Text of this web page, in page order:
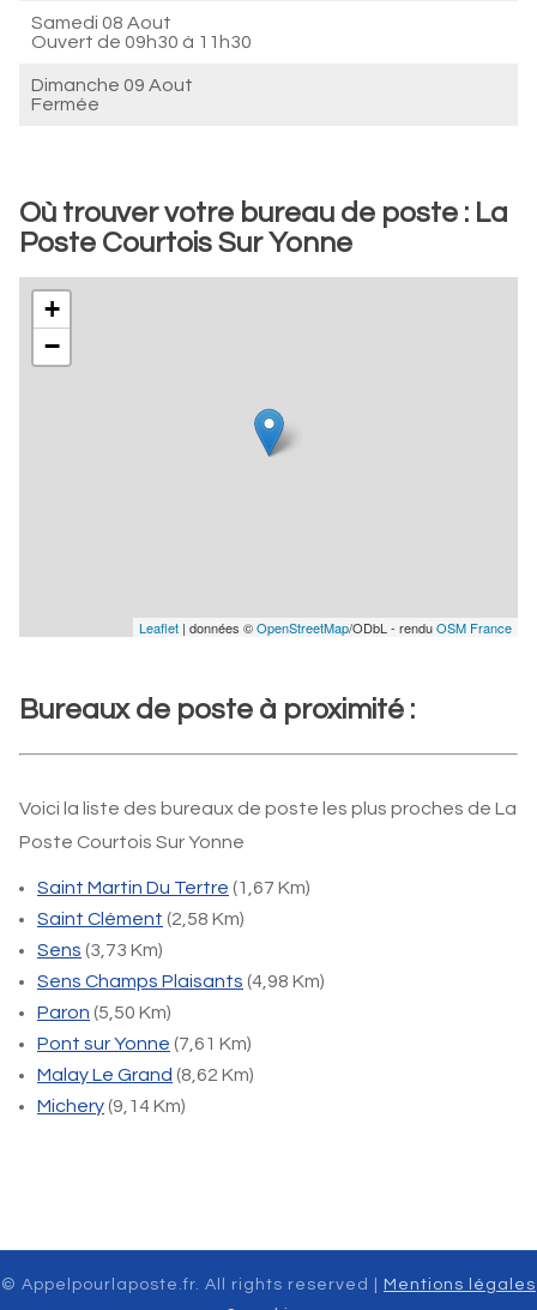
Samedi 08 Aout
Ouvert de 09h30 à 11h30
Dimanche 09 Aout
Fermée
Où trouver votre bureau de poste : La
Poste Courtois Sur Yonne
+
−
Leaflet | données ©OpenStreetMap/ODbL - renduOSM France
Bureaux de poste à proximité :
Voici la liste des bureaux de poste les plus proches de La
Poste Courtois Sur Yonne
Saint Martin Du Tertre (1,67 Km)
Saint Clément (2,58 Km)
Sens (3,73 Km)
Sens Champs Plaisants (4,98 Km)
Paron (5,50 Km)
Pont sur Yonne (7,61 Km)
Malay Le Grand (8,62 Km)
Michery(9,14 Km)
© Appelpourlaposte.fr. All rights reserved |
Mentions légales